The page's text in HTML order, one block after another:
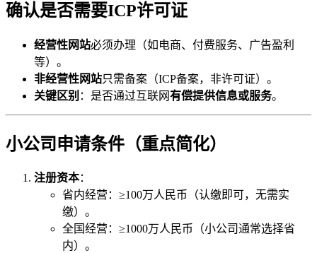
确认是否需要ICP许可证
经营性网站必须办理（如电商、付费服务、广告盈利
等）。
非经营性网站只需备案（ICP备案，非许可证）。
关键区别 ：是否通过互联网有偿提供信息或服务。
小公司申请条件（重点简化）
注册资本：
省内经营：≥100万人民币（认缴即可，无需实
缴）。
全国经营：≥1000万人民币（小公司通常选择省
内）。